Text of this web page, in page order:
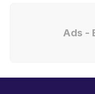
Ads -